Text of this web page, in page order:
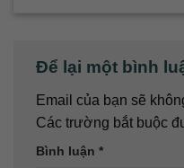
Để lại một bình
Email của bạn sẽ
Các trường bắt buộc
Bình luận *